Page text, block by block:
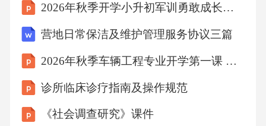
2026年秋季开学小升初军训勇敢成长开学第一课
营地日常保洁及维护管理服务协议三篇
2026年秋季车辆工程专业开学第一课 专业认知与学业规划课件
诊所临床诊疗指南及操作规范
《社会调查研究》课件